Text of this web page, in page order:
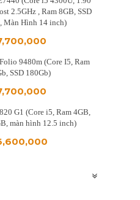
2.5GHz , Ram 8GB, SSD
Màn Hình 14 inch)
9480m (Core I5, Ram
SSD 180Gb)
G1 (Core i5, Ram 4GB,
màn hình 12.5 inch)